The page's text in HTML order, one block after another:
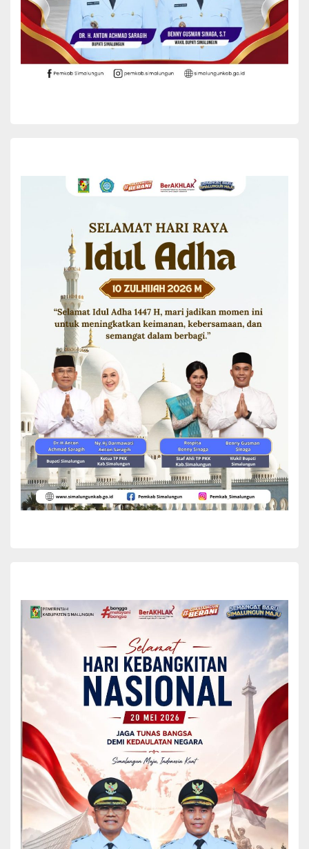
Sebelumnnya tokoh masyarakat, H Budi Dalimunthe
menyampaikan ucapan terimakasih kepada Bupati Simalungun
Radiapoh Hasiholan Sinaga yang telah hadir berkunjung di Nagori
Sordang Bolon dan bertemu dengan dengan Masyarakat
Yang dimaksud kue H Budi adalah pembangun Infrastruktur jalan
penghubung Sordang Bolon menuju Nagori Bangun Sordang.
Sebagai mana dijelaskan bahwa, akses infrastruktur jalan
perhubung kedua nagori tersebut kondisinya sangat parah dan
sering di genangi air saat hujan, terutama dengan intensitas tinggi.
Jalan tersebut merupakan sarana pendukung bagi masyarakat di
kedua nagori dalam melakukan aktifitas sehari-hari.
Untuk itu, H Budi berharap kepada Bupati Simalungun untuk
memberikan perhatiannya terhadap kondisi jalan penghubung
Nagori Sordang Bolon menuju Bangun Sordang, Sehingga
masyarakat tidak terganggu saat melintasi jalan tersebut.
Ia juga mengajak seluruh masyarakat untuk bersama-sama
mendukung setiap program dan langkah dari Bupati Simalungun
untuk membangun Kabupten Simalungun, yang diharapkan dapat
segera mewujudkan pembangunan infrastruktur jalan di Nagori
Sordang Bolon.(*)